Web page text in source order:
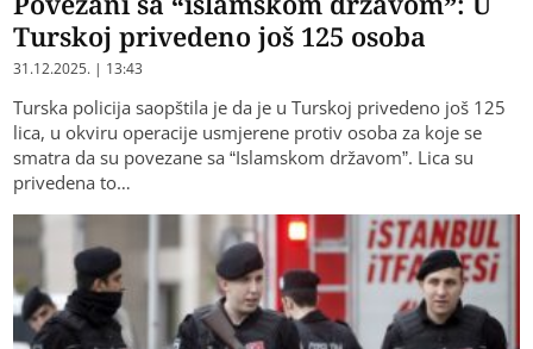
Turskoj privedeno još 125 osoba
31.12.2025. | 13:43
Turska policija saopštila je da je u Turskoj privedeno još 125
lica, u okviru operacije usmjerene protiv osoba za koje se
smatra da su povezane sa “Islamskom državom”. Lica su
privedena to…